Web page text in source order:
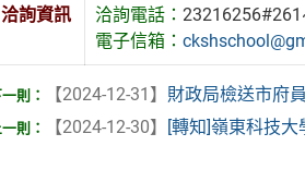
洽詢資訊
洽詢電話：
電子信箱：
【2024-12-31】 財政局檢送市府
【2024-12-30】
[轉知]嶺東科技